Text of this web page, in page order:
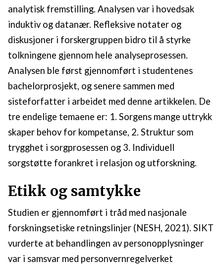
analytisk fremstilling. Analysen var i hovedsak
induktiv og datanær. Refleksive notater og
diskusjoner i forskergruppen bidro til å styrke
tolkningene gjennom hele analyseprosessen.
Analysen ble først gjennomført i studentenes
bachelorprosjekt, og senere sammen med
sisteforfatter i arbeidet med denne artikkelen. De
tre endelige temaene er: 1. Sorgens mange uttrykk
skaper behov for kompetanse, 2. Struktur som
trygghet i sorgprosessen og 3. Individuell
sorgstøtte forankret i relasjon og utforskning.
Etikk og samtykke
Studien er gjennomført i tråd med nasjonale
forskningsetiske retningslinjer (NESH, 2021). SIKT
vurderte at behandlingen av personopplysninger
var i samsvar med personvernregelverket